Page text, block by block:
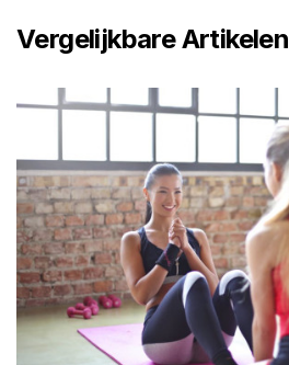
Vergelijkbare Artikelen